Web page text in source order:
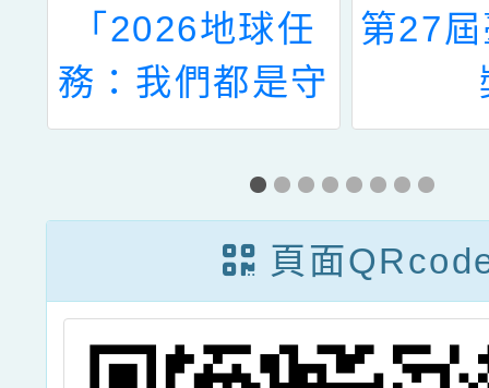
「2026地球任
務：我們都是守
護地球的超人」
第27
頁面